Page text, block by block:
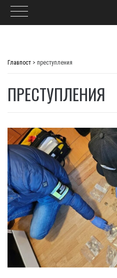
Главпост > преступления
ПРЕСТУПЛЕНИЯ